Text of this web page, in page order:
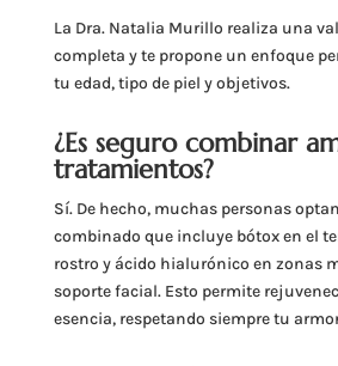
La Dra. Natalia Murillo realiza una
completa y te propone un enfoque
tu edad, tipo de piel y objetivos.
¿Es seguro combinar
tratamientos?
Sí. De hecho, muchas personas
combinado que incluye bótox en el
rostro y ácido hialurónico en zonas
soporte facial. Esto permite
esencia, respetando siempre tu